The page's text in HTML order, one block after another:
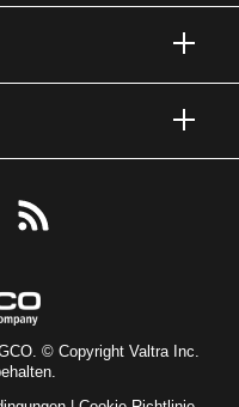
© Copyright Valtra Inc.